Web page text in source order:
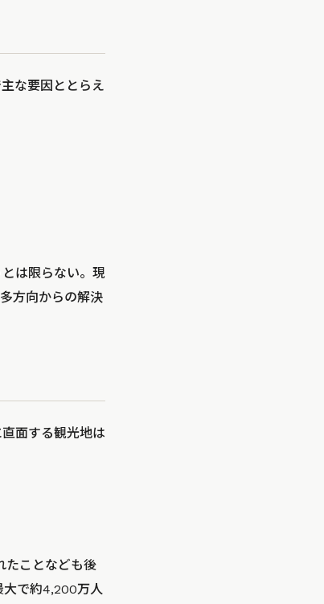
な要因ととらえ
は限らない。現
方向からの解決
面する観光地は
たことなども後
大で約4,200万人